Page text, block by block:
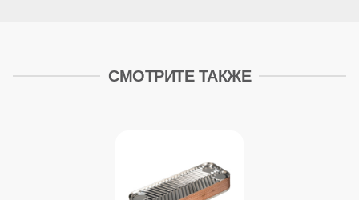
СМОТРИТЕ ТАКЖЕ